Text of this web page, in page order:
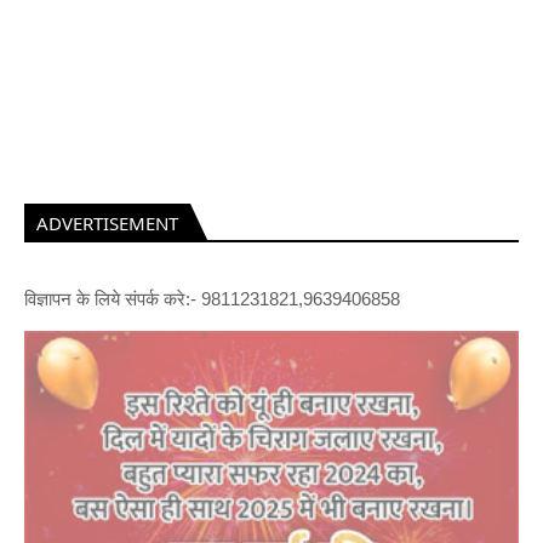
ADVERTISEMENT
विज्ञापन के लिये संपर्क करे:- 9811231821,9639406858